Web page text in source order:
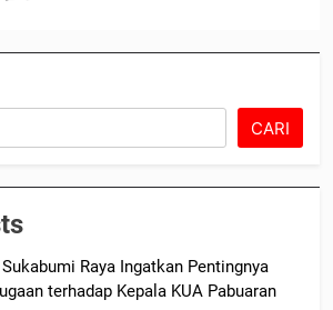
CARI
Raya Ingatkan Pentingnya
terhadap Kepala KUA Pabuaran